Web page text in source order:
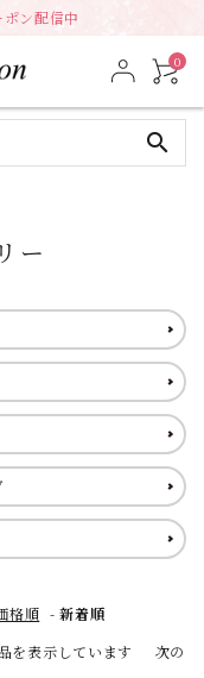
ン配信中
0
search
ー
格順 -新着順
を表示しています 次の